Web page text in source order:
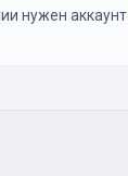
нужен аккаунт